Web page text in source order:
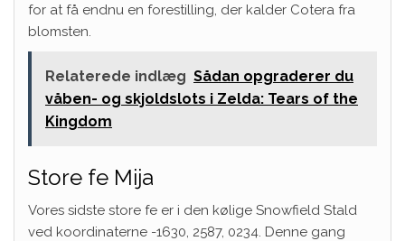
for at få endnu en forestilling, der kalder Cotera fra
blomsten.
Relaterede indlæg Sådan opgraderer du
våben- og skjoldslots i Zelda: Tears of the
Kingdom
Store fe Mija
Vores sidste store fe er i den kølige Snowfield Stald
ved koordinaterne -1630, 2587, 0234. Denne gang